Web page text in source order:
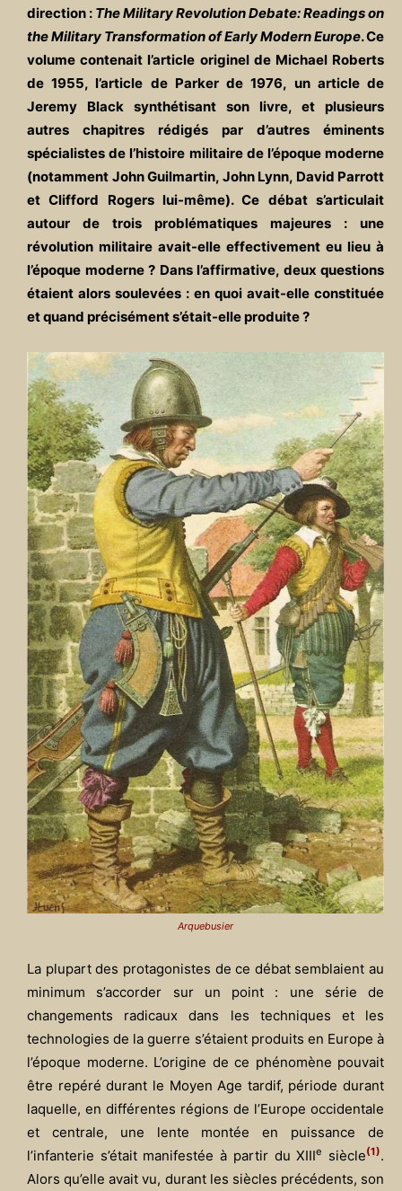
direction : The Military Revolution Debate: Readings on
the Military Transformation of Early Modern Europe. Ce
volume contenait l’article originel de Michael Roberts
de 1955, l’article de Parker de 1976, un article de
Jeremy Black synthétisant son livre, et plusieurs
autres chapitres rédigés par d’autres éminents
spécialistes de l’histoire militaire de l’époque moderne
(notamment John Guilmartin, John Lynn, David Parrott
et Clifford Rogers lui-même). Ce débat s’articulait
autour de trois problématiques majeures : une
révolution militaire avait-elle effectivement eu lieu à
l’époque moderne ? Dans l’affirmative, deux questions
étaient alors soulevées : en quoi avait-elle constituée
et quand précisément s’était-elle produite ?
Arquebusier
La plupart des protagonistes de ce débat semblaient au
minimum s’accorder sur un point : une série de
changements radicaux dans les techniques et les
technologies de la guerre s’étaient produits en Europe à
l’époque moderne. L’origine de ce phénomène pouvait
être repéré durant le Moyen Age tardif, période durant
laquelle, en différentes régions de l’Europe occidentale
et centrale, une lente montée en puissance de
l’infanterie s’était manifestée à partir du XIIIe siècle(1).
Alors qu’elle avait vu, durant les siècles précédents, son